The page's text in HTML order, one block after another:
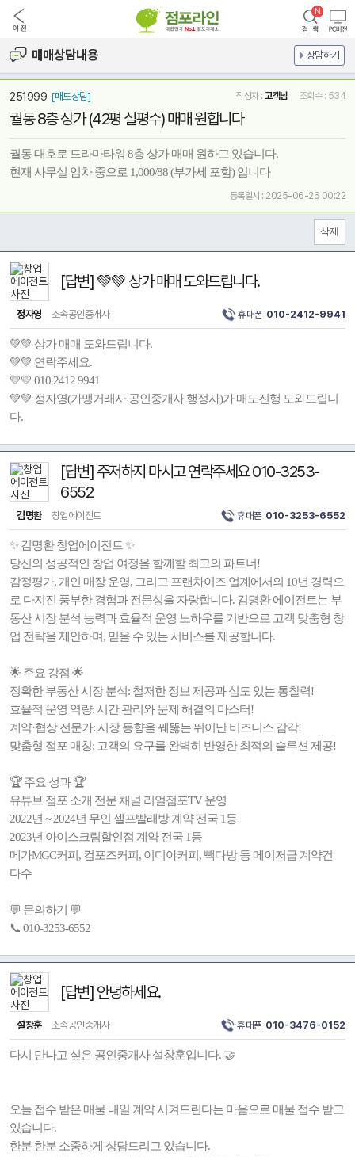
매매상담내용 상담하기
251999 [매도상담] 작성자 : 고객님 조회수 : 534
궐동 8층 상가 (42평 실평수) 매매 원합니다
궐동 대호로 드라마타워 8층 상가 매매 원하고 있습니다.
현재 사무실 임차 중으로 1,000/88 (부가세 포함) 입니다
등록일시 : 2025-06-26 00:22
[답변] 💚💚 상가 매매 도와드립니다.
정자영 소속공인중개사 휴대폰 010-2412-9941
💚💚 상가 매매 도와드립니다.
💚💚 연락주세요.
💛💛 010 2412 9941
💚💚 정자영(가맹거래사 공인중개사 행정사)가 매도진행 도와드립니
다.
[답변] 주저하지 마시고 연락주세요 010-3253-
6552
김명환 창업에이전트 휴대폰 010-3253-6552
✨ 김명환 창업에이전트 ✨
당신의 성공적인 창업 여정을 함께할 최고의 파트너!
감정평가, 개인 매장 운영, 그리고 프랜차이즈 업계에서의 10년 경력으
로 다져진 풍부한 경험과 전문성을 자랑합니다. 김명환 에이전트는 부
동산 시장 분석 능력과 효율적 운영 노하우를 기반으로 고객 맞춤형 창
업 전략을 제안하며, 믿을 수 있는 서비스를 제공합니다.
🌟 주요 강점 🌟
정확한 부동산 시장 분석: 철저한 정보 제공과 심도 있는 통찰력!
효율적 운영 역량: 시간 관리와 문제 해결의 마스터!
계약·협상 전문가: 시장 동향을 꿰뚫는 뛰어난 비즈니스 감각!
맞춤형 점포 매칭: 고객의 요구를 완벽히 반영한 최적의 솔루션 제공!
🏆 주요 성과 🏆
유튜브 점포 소개 전문 채널 리얼점포TV 운영
2022년 ~ 2024년 무인 셀프빨래방 계약 전국 1등
2023년 아이스크림할인점 계약 전국 1등
메가MGC커피, 컴포즈커피, 이디야커피, 빽다방 등 메이저급 계약건
다수
💬 문의하기 💬
📞 010-3253-6552
[답변] 안녕하세요.
설창훈 소속공인중개사 휴대폰 010-3476-0152
다시 만나고 싶은 공인중개사 설창훈입니다. 🤝
오늘 접수 받은 매물 내일 계약 시켜드린다는 마음으로 매물 접수 받고
있습니다.
한분 한분 소중하게 상담드리고 있습니다.